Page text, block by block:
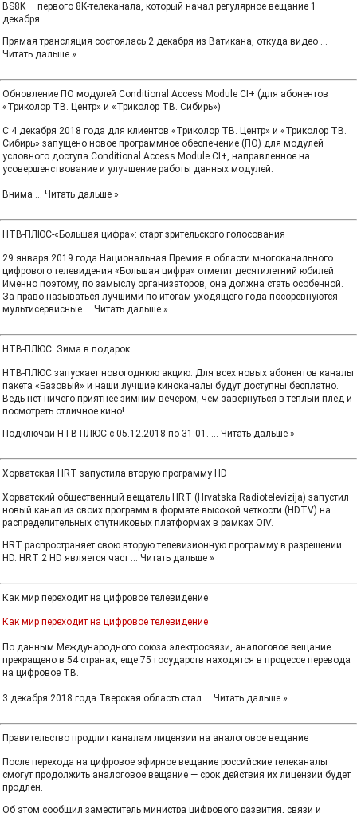
BS8K — первого 8K-телеканала, который начал регулярное вещание 1
декабря.
Прямая трансляция состоялась 2 декабря из Ватикана, откуда видео ...
Читать дальше »
Обновление ПО модулей Conditional Access Module CI+ (для абонентов
«Триколор ТВ. Центр» и «Триколор ТВ. Сибирь»)
С 4 декабря 2018 года для клиентов «Триколор ТВ. Центр» и «Триколор ТВ.
Сибирь» запущено новое программное обеспечение (ПО) для модулей
условного доступа Conditional Access Module CI+, направленное на
усовершенствование и улучшение работы данных модулей.
Внима ... Читать дальше »
НТВ-ПЛЮС-«Большая цифра»: старт зрительского голосования
29 января 2019 года Национальная Премия в области многоканального
цифрового телевидения «Большая цифра» отметит десятилетний юбилей.
Именно поэтому, по замыслу организаторов, она должна стать особенной.
За право называться лучшими по итогам уходящего года посоревнуются
мультисервисные ... Читать дальше »
НТВ‑ПЛЮС. Зима в подарок
НТВ‑ПЛЮС запускает новогоднюю акцию. Для всех новых абонентов каналы
пакета «Базовый» и наши лучшие киноканалы будут доступны бесплатно.
Ведь нет ничего приятнее зимним вечером, чем завернуться в теплый плед и
посмотреть отличное кино!
Подключай НТВ‑ПЛЮС с 05.12.2018 по 31.01. ... Читать дальше »
Хорватская HRT запустила вторую программу HD
Хорватский общественный вещатель HRT (Hrvatska Radiotelevizija) запустил
новый канал из своих программ в формате высокой четкости (HDTV) на
распределительных спутниковых платформах в рамках OIV.
HRT распространяет свою вторую телевизионную программу в разрешении
HD. HRT 2 HD является част ... Читать дальше »
Как мир переходит на цифровое телевидение
Как мир переходит на цифровое телевидение
По данным Международного союза электросвязи, аналоговое вещание
прекращено в 54 странах, еще 75 государств находятся в процессе перевода
на цифровое ТВ.
3 декабря 2018 года Тверская область стал ... Читать дальше »
Правительство продлит каналам лицензии на аналоговое вещание
После перехода на цифровое эфирное вещание российские телеканалы
смогут продолжить аналоговое вещание — срок действия их лицензии будет
продлен.
Об этом сообщил заместитель министра цифрового развития, связи и